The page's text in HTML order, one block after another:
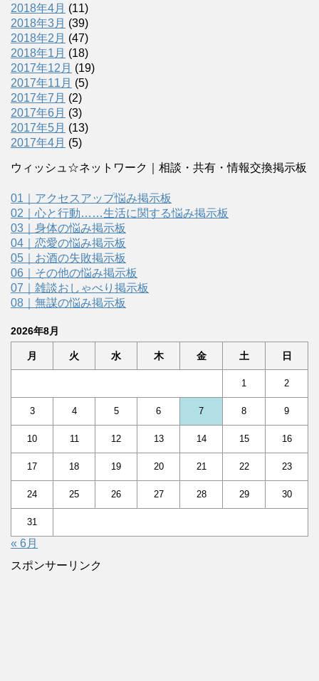
2018年4月 (11)
2018年3月 (39)
2018年2月 (47)
2018年1月 (18)
2017年12月 (19)
2017年11月 (5)
2017年7月 (2)
2017年6月 (3)
2017年5月 (13)
2017年4月 (5)
ウィッシュ☆ネットワーク｜相談・共有・情報交換掲示板
01｜アクセスアップ悩み掲示板
02｜心と行動……生活に関する悩み掲示板
03｜身体の悩み掲示板
04｜恋愛の悩み掲示板
05｜お酒の失敗掲示板
06｜その他の悩み掲示板
07｜雑談おしゃべり掲示板
08｜無謀の悩み掲示板
2026年8月
月 火 水 木 金 土 日
1 2
3 4 5 6 7 8 9
10 11 12 13 14 15 16
17 18 19 20 21 22 23
24 25 26 27 28 29 30
31
« 6月
スポンサーリンク